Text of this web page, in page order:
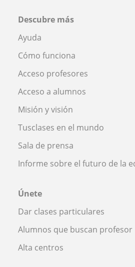
Descubre más
Ayuda
Cómo funciona
Acceso profesores
Acceso a alumnos
Misión y visión
Tusclases en el mundo
Sala de prensa
Informe sobre el futuro de la
Únete
Dar clases particulares
Alumnos que buscan profesor
Alta centros